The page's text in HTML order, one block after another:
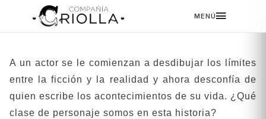
MENÚ
DESLIZÁ PARA VER MÁS
A un actor se le comienzan a desdibujar los límites
entre la ficción y la realidad y ahora desconfía de
quien escribe los acontecimientos de su vida. ¿Qué
clase de personaje somos en esta historia?